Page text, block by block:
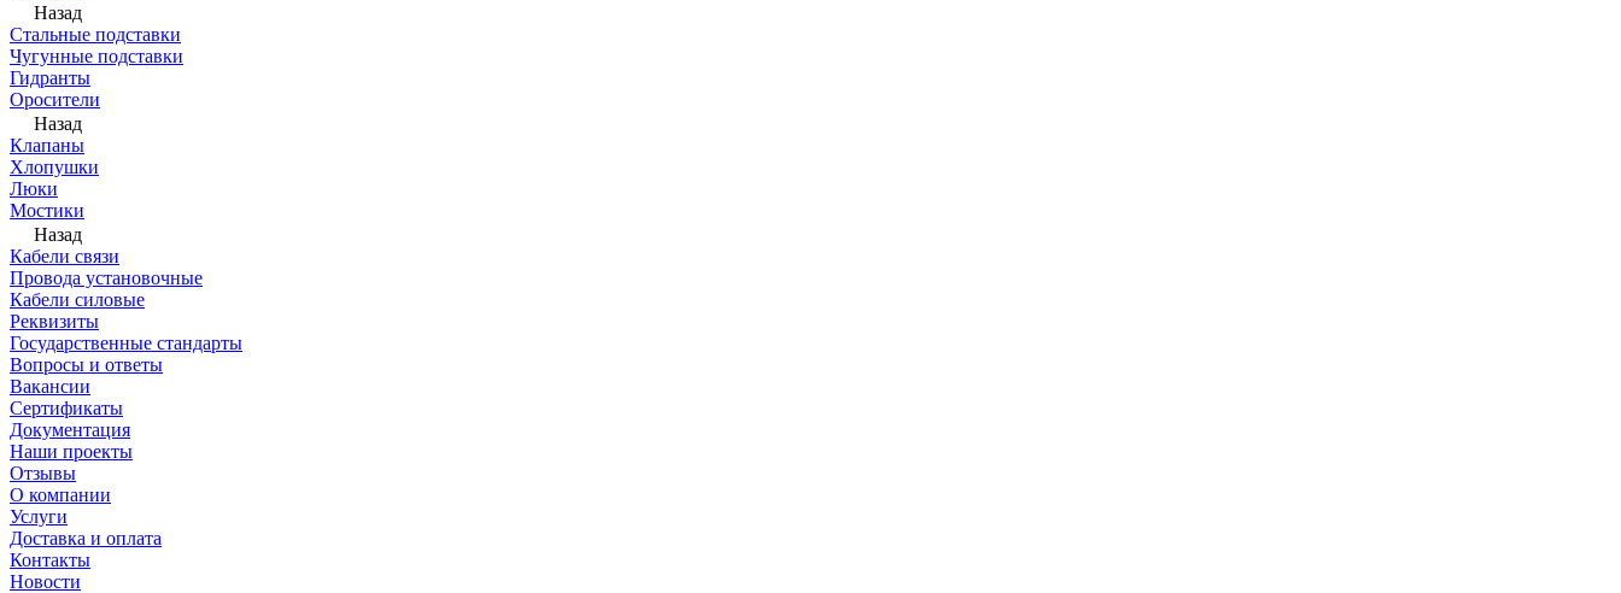
Назад
Стальные подставки
Чугунные подставки
Гидранты
Оросители
Назад
Клапаны
Хлопушки
Люки
Мостики
Назад
Кабели связи
Провода установочные
Кабели силовые
Реквизиты
Государственные стандарты
Вопросы и ответы
Вакансии
Сертификаты
Документация
Наши проекты
Отзывы
О компании
Услуги
Доставка и оплата
Контакты
Новости